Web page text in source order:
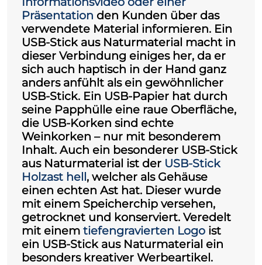
Präsentation den Kunden über das
verwendete Material informieren. Ein
USB-Stick aus Naturmaterial macht in
dieser Verbindung einiges her, da er
sich auch haptisch in der Hand ganz
anders anfühlt als ein gewöhnlicher
USB-Stick. Ein USB-Papier hat durch
seine Papphülle eine raue Oberfläche,
die USB-Korken sind echte
Weinkorken – nur mit besonderem
Inhalt. Auch ein besonderer USB-Stick
aus Naturmaterial ist der USB-Stick
Holzast hell, welcher als Gehäuse
einen echten Ast hat. Dieser wurde
mit einem Speicherchip versehen,
getrocknet und konserviert. Veredelt
mit einem tiefengravierten Logo ist
ein USB-Stick aus Naturmaterial ein
besonders kreativer Werbeartikel.